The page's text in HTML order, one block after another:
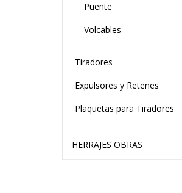
Puente
Volcables
Tiradores
Expulsores y Retenes
Plaquetas para Tiradores
HERRAJES OBRAS